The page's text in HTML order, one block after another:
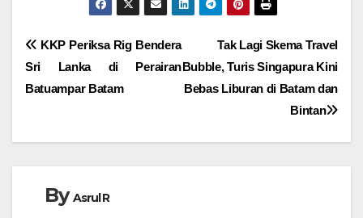
Navigasi
pos
Tak Lagi Skema Travel
Bubble, Turis Singapura Kini
Bebas Liburan di Batam dan
Bintan
KKP Periksa Rig Bendera
Sri Lanka di Perairan
Batuampar Batam
ByAsrul R